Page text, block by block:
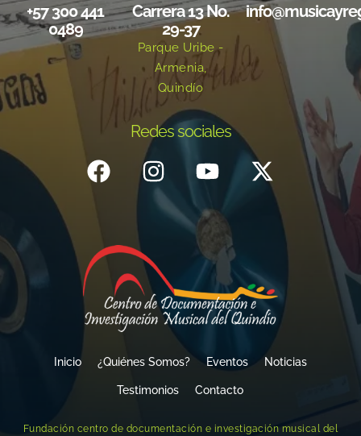
+57 300 441
0489
Carrera 13 No.
29-37
Parque Uribe -
Armenia,
Quindío
Redes sociales
Inicio ¿Quiénes Somos? Eventos Noticias
Testimonios Contacto
Fundación centro de documentación e investigación musical del